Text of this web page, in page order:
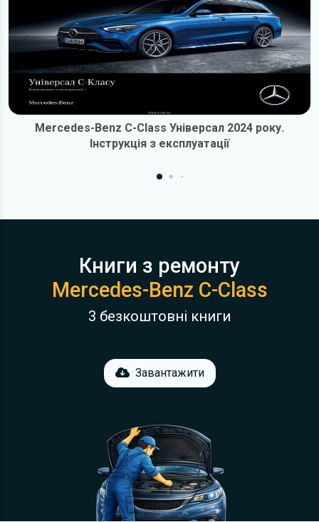
Mercedes-Benz C-Class Універсал 2024 року.
Інструкція з експлуатації
Книги з ремонту
Mercedes-Benz C-Class
3 безкоштовні книги
Завантажити